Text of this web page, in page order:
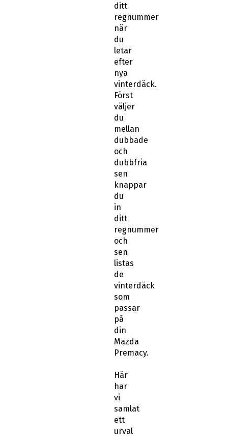
ditt
regnummer
när
du
letar
efter
nya
vinterdäck.
Först
väljer
du
mellan
dubbade
och
dubbfria
sen
knappar
du
in
ditt
regnummer
och
sen
listas
de
vinterdäck
som
passar
på
din
Mazda
Premacy.
Här
har
vi
samlat
ett
urval